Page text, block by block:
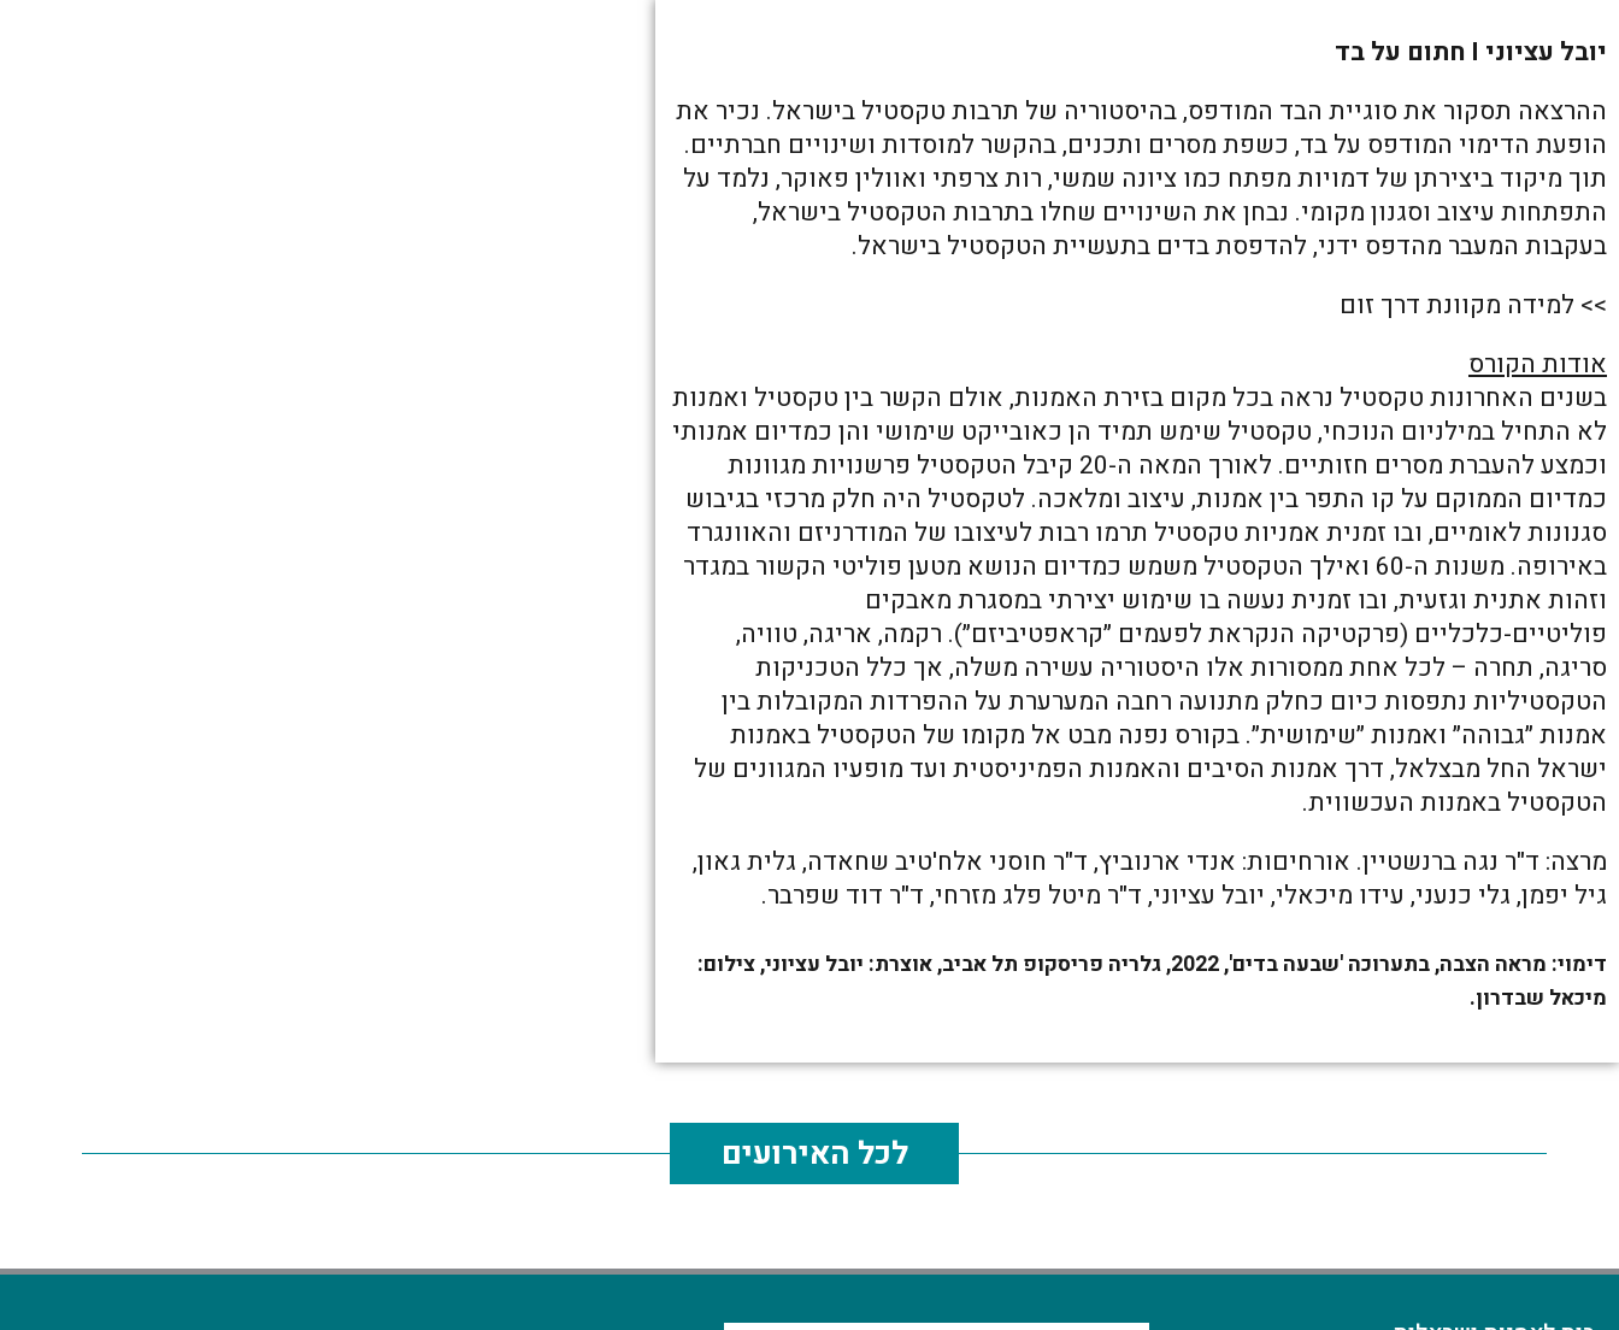
יובל עציוני I חתום על בד
ההרצאה תסקור את סוגיית הבד המודפס, בהיסטוריה של תרבות טקסטיל בישראל. נכיר את
הופעת הדימוי המודפס על בד, כשפת מסרים ותכנים, בהקשר למוסדות ושינויים חברתיים.
תוך מיקוד ביצירתן של דמויות מפתח כמו ציונה שמשי, רות צרפתי ואוולין פאוקר, נלמד על
התפתחות עיצוב וסגנון מקומי. נבחן את השינויים שחלו בתרבות הטקסטיל בישראל,
בעקבות המעבר מהדפס ידני, להדפסת בדים בתעשיית הטקסטיל בישראל.
>> למידה מקוונת דרך זום
אודות הקורס
בשנים האחרונות טקסטיל נראה בכל מקום בזירת האמנות, אולם הקשר בין טקסטיל ואמנות
לא התחיל במילניום הנוכחי, טקסטיל שימש תמיד הן כאובייקט שימושי והן כמדיום אמנותי
וכמצע להעברת מסרים חזותיים. לאורך המאה ה-20 קיבל הטקסטיל פרשנויות מגוונות
כמדיום הממוקם על קו התפר בין אמנות, עיצוב ומלאכה. לטקסטיל היה חלק מרכזי בגיבוש
סגנונות לאומיים, ובו זמנית אמניות טקסטיל תרמו רבות לעיצובו של המודרניזם והאוונגרד
באירופה. משנות ה-60 ואילך הטקסטיל משמש כמדיום הנושא מטען פוליטי הקשור במגדר
וזהות אתנית וגזעית, ובו זמנית נעשה בו שימוש יצירתי במסגרת מאבקים
פוליטיים-כלכליים (פרקטיקה הנקראת לפעמים ״קראפטיביזם״). רקמה, אריגה, טוויה,
סריגה, תחרה – לכל אחת ממסורות אלו היסטוריה עשירה משלה, אך כלל הטכניקות
הטקסטיליות נתפסות כיום כחלק מתנועה רחבה המערערת על ההפרדות המקובלות בין
אמנות ״גבוהה״ ואמנות ״שימושית״. בקורס נפנה מבט אל מקומו של הטקסטיל באמנות
ישראל החל מבצלאל, דרך אמנות הסיבים והאמנות הפמיניסטית ועד מופעיו המגוונים של
הטקסטיל באמנות העכשווית.
מרצה: ד"ר נגה ברנשטיין. אורחיםות: אנדי ארנוביץ, ד"ר חוסני אלח'טיב שחאדה, גלית גאון,
גיל יפמן, גלי כנעני, עידו מיכאלי, יובל עציוני, ד"ר מיטל פלג מזרחי, ד"ר דוד שפרבר.
דימוי: מראה הצבה, בתערוכה 'שבעה בדים', 2022, גלריה פריסקופ תל אביב, אוצרת: יובל עציוני, צילום:
מיכאל שבדרון.
לכל האירועים